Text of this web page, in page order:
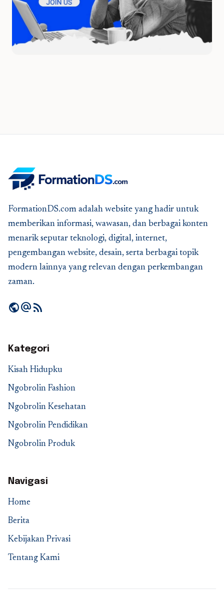
FormationDS.com adalah website yang hadir untuk
memberikan informasi, wawasan, dan berbagai konten
menarik seputar teknologi, digital, internet,
pengembangan website, desain, serta berbagai topik
modern lainnya yang relevan dengan perkembangan
zaman.
publicalternate_emailrss_feed
Kategori
Kisah Hidupku
Ngobrolin Fashion
Ngobrolin Kesehatan
Ngobrolin Pendidikan
Ngobrolin Produk
Navigasi
Home
Berita
Kebijakan Privasi
Tentang Kami